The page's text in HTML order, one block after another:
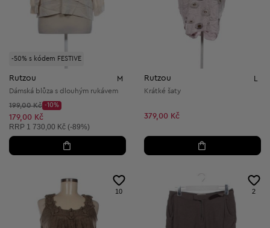
-50% s kódem FESTIVE
Rutzou M
Dámská blůza s dlouhým rukávem
Původní cena:
199,00 Kč
Discount Price:
-10%
Snížená cena:
179,00 Kč
Doporučená cena:
RRP 1 730,00 Kč (-89%)
Rutzou
Krátké šaty
379,00 Kč
10 2